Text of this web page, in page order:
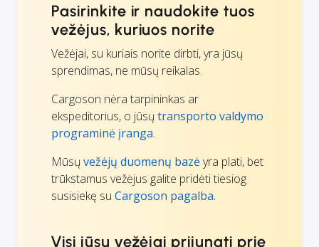
Pasirinkite ir naudokite tuos
vežėjus, kuriuos norite
Vežėjai, su kuriais norite dirbti, yra jūsų
sprendimas, ne mūsų reikalas.
Cargoson nėra tarpininkas ar
ekspeditorius, o jūsų transporto valdymo
programinė įranga.
Mūsų vežėjų duomenų bazėyra plati, bet
trūkstamus vežėjus galite pridėti tiesiog
susisiekę su Cargoson pagalba.
Visi jūsų vežėjai prijungti prie